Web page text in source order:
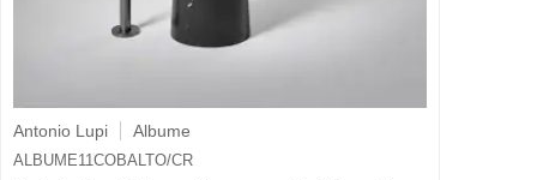
Antonio Lupi Albume
ALBUME11COBALTO/CR